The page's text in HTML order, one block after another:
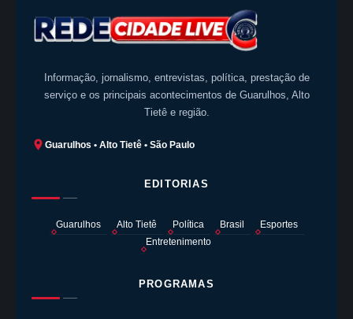
Informação, jornalismo, entrevistas, política, prestação de
serviço e os principais acontecimentos de Guarulhos, Alto
Tietê e região.
Guarulhos • Alto Tietê • São Paulo
EDITORIAS
Guarulhos Alto Tietê Política Brasil
Esportes
Entretenimento
PROGRAMAS